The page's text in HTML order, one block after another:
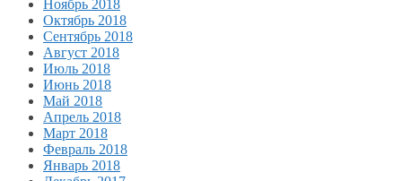
Ноябрь 2018
Октябрь 2018
Сентябрь 2018
Август 2018
Июль 2018
Июнь 2018
Май 2018
Апрель 2018
Март 2018
Февраль 2018
Январь 2018